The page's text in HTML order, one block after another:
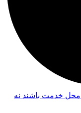
محل خدمت باشند نه